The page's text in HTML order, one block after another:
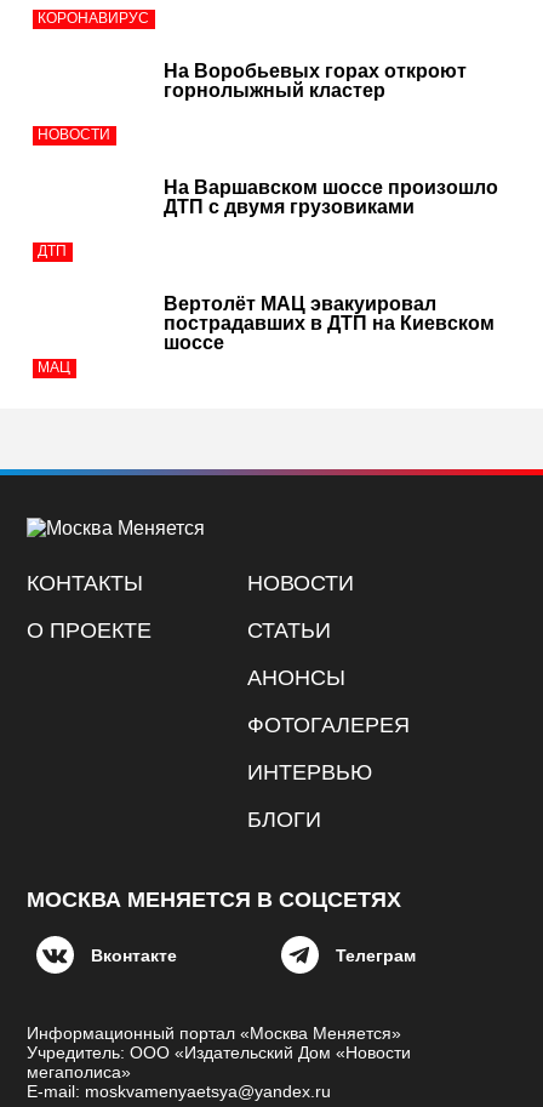
КОРОНАВИРУС
НОВОСТИ
На Воробьевых горах откроют
горнолыжный кластер
ДТП
На Варшавском шоссе произошло
ДТП с двумя грузовиками
МАЦ
Вертолёт МАЦ эвакуировал
пострадавших в ДТП на Киевском
шоссе
КОНТАКТЫ
О ПРОЕКТЕ
НОВОСТИ
СТАТЬИ
АНОНСЫ
ФОТОГАЛЕРЕЯ
ИНТЕРВЬЮ
БЛОГИ
МОСКВА МЕНЯЕТСЯ В СОЦСЕТЯХ
Вконтакте Телеграм
Информационный портал «Москва Меняется»
Учредитель: ООО «Издательский Дом «Новости
мегаполиса»
E-mail: moskvamenyaetsya@yandex.ru